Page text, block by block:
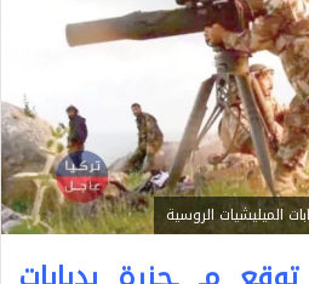
الميليشيات الروسية